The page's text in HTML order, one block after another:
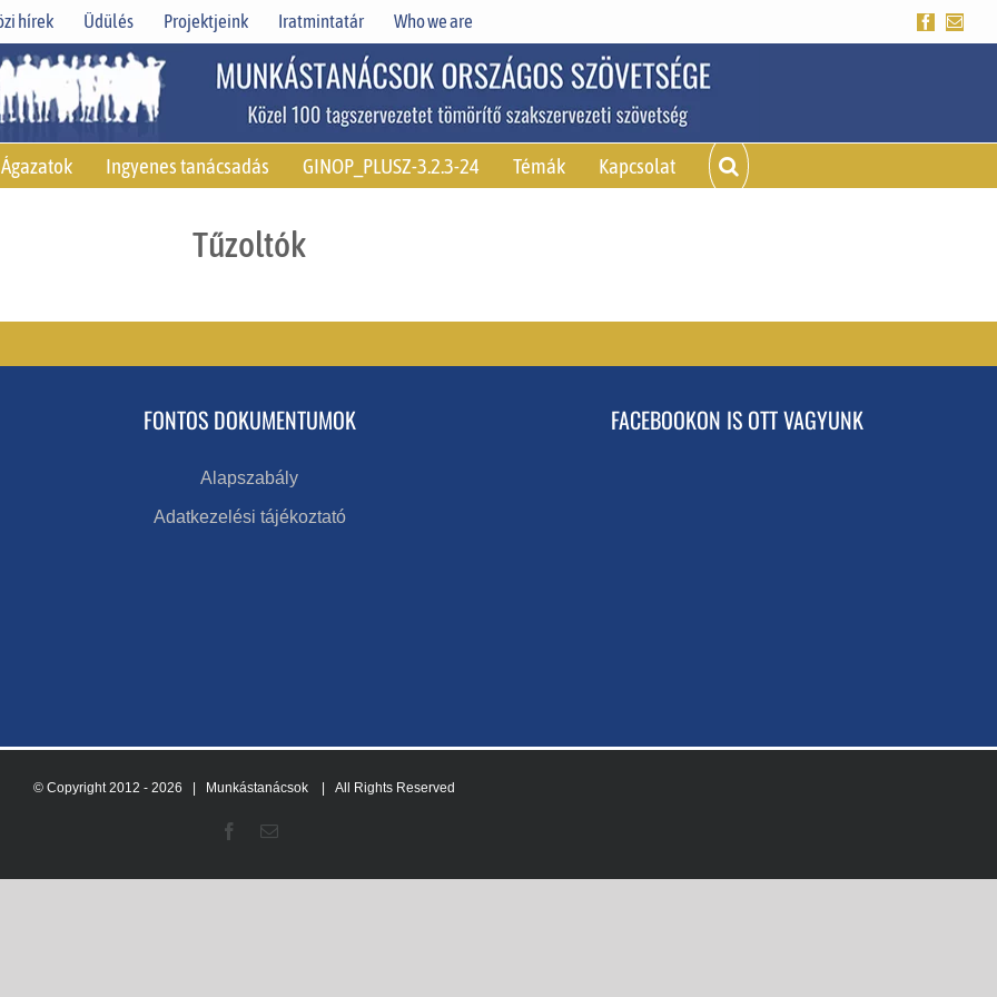
hírek Üdülés Projektjeink Iratmintatár Who we are Facebook
Ágazatok Ingyenes tanácsadás GINOP_PLUSZ-3.2.3-24 Témák Kapcsolat
Tűzoltók
FONTOS DOKUMENTUMOK
Alapszabály
Adatkezelési tájékoztató
FACEBOOKON IS OTT VAGYUNK
© Copyright 2012 - 2026 | Munkástanácsok | All Rights Reserved
Facebook
Email